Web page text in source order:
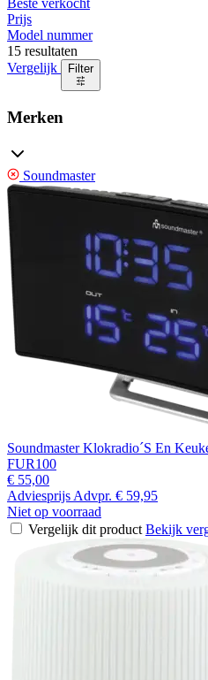
Prijs
Model nummer
15 resultaten
Vergelijk
Filter
Merken
Soundmaster
Soundmaster Klokradio´S En
FUR100
€ 55,00
Adviesprijs Advpr. € 59,95
Niet op voorraad
Vergelijk dit product Bekijk